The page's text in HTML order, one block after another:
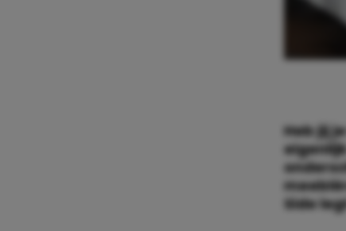
Heb jij
Side